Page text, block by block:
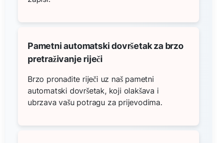
Pametni automatski dovršetak za brzo
pretraživanje riječi
Brzo pronađite riječi uz naš pametni
automatski dovršetak, koji olakšava i
ubrzava vašu potragu za prijevodima.